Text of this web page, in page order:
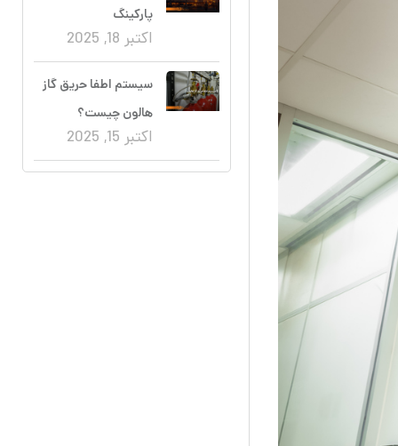
پارکینگ
اکتبر 18, 2025
سیستم اطفا حریق گاز
هالون چیست؟
اکتبر 15, 2025